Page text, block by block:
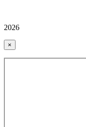
2026
×